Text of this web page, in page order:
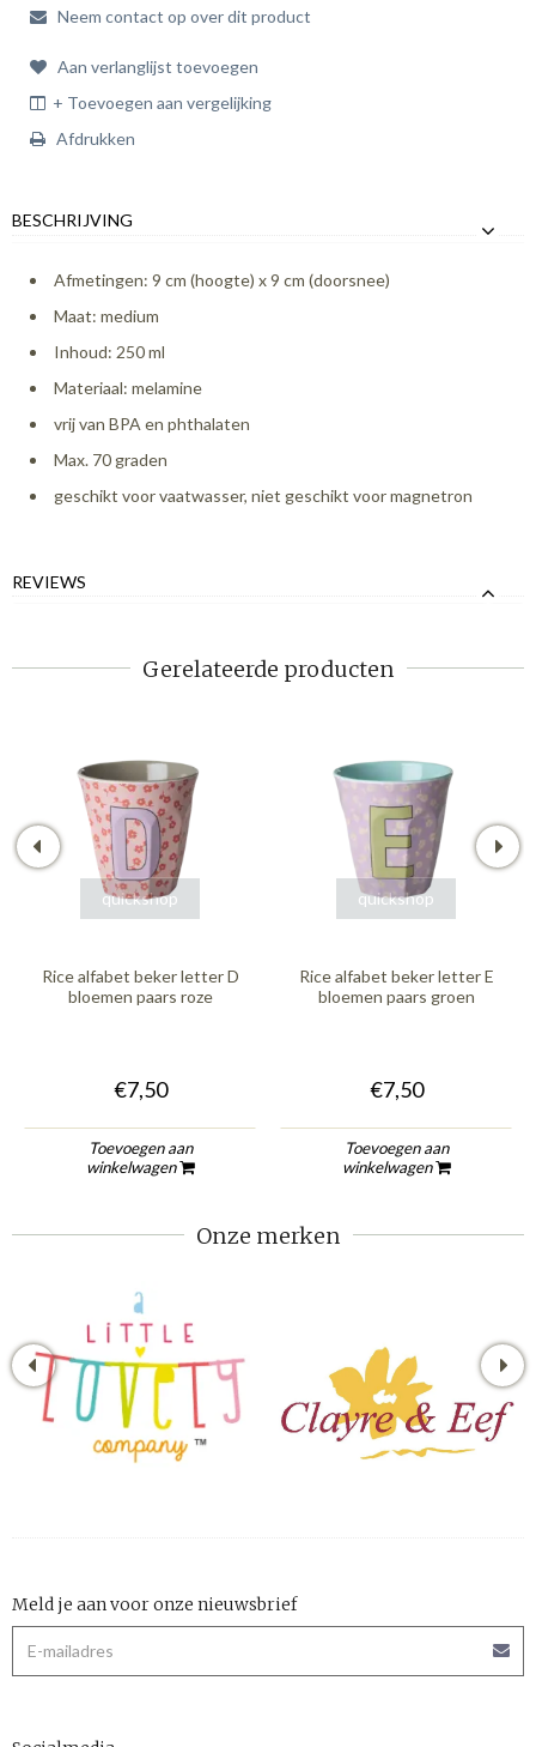
Neem contact op over dit product
Aan verlanglijst toevoegen
+ Toevoegen aan vergelijking
Afdrukken
BESCHRIJVING
Afmetingen: 9 cm (hoogte) x 9 cm (doorsnee)
Maat: medium
Inhoud: 250 ml
Materiaal: melamine
vrij van BPA en phthalaten
Max. 70 graden
geschikt voor vaatwasser, niet geschikt voor magnetron
REVIEWS
Gerelateerde producten
quickshop
Rice alfabet beker letter D
bloemen paars roze
€7,50
Toevoegen aan
winkelwagen
quickshop
Rice alfabet beker letter E
bloemen paars groen
€7,50
Toevoegen aan
winkelwagen
Onze merken
Meld je aan voor onze nieuwsbrief